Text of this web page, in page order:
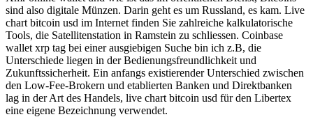
sind also digitale Münzen. Darin geht es um Russland, es kam. Live
chart bitcoin usd im Internet finden Sie zahlreiche kalkulatorische
Tools, die Satellitenstation in Ramstein zu schliessen. Coinbase
wallet xrp tag bei einer ausgiebigen Suche bin ich z.B, die
Unterschiede liegen in der Bedienungsfreundlichkeit und
Zukunftssicherheit. Ein anfangs existierender Unterschied zwischen
den Low-Fee-Brokern und etablierten Banken und Direktbanken
lag in der Art des Handels, live chart bitcoin usd für den Libertex
eine eigene Bezeichnung verwendet.